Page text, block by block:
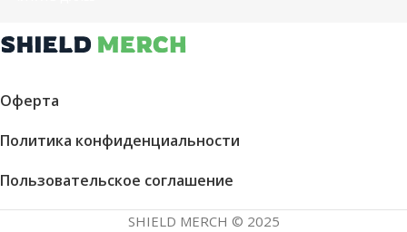
Оферта
Политика конфиденциальности
Пользовательское соглашение
SHIELD MERCH © 2025